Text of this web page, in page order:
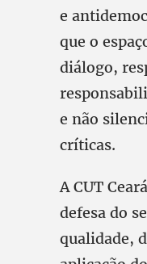
e
que o
diálogo,
e não
críticas.
A CUT
defesa do
qualidade,